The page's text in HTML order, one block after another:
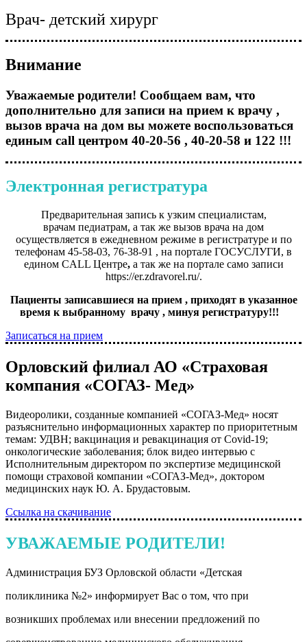
Врач- детский хирург
Внимание
Уважаемые родители! Сообщаем вам, что
дополнительно для записи на прием к врачу ,
вызов врача на дом вы можете воспользоваться
единым call центром 40-20-56 , 40-20-58 и 122 !!!
Электронная регистратура
Предварительная запись к узким специалистам,
врачам педиатрам, а так же вызов врача на дом
осуществляется в ежедневном режиме в регистратуре и по
телефонам 45-58-03, 76-38-91 , на портале ГОСУСЛУГИ, в
едином CALL Центре,а так же на портале само записи
https://er.zdravorel.ru/.
Пациенты записавшиеся на прием , приходят в указанное
время к выбранному врачу , минуя регистратуру!!!
Записаться на прием
Орловский филиал АО «Страховая
компания «СОГАЗ- Мед»
Видеоролики, созданные компанией «СОГАЗ-Мед» носят
разъяснительно информационных характер по приоритетным
темам: УДВН; вакцинация и ревакцинация от Covid-19;
онкологические заболевания; блок видео интервью с
Исполнительным директором по экспертизе медицинской
помощи страховой компании «СОГАЗ-Мед», доктором
медицинских наук Ю. А. Брудастовым.
Ссылка на скачивание
УВАЖАЕМЫЕ РОДИТЕЛИ!
Администрация БУЗ Орловской области «Детская
поликлиника №2» информирует Вас о том, что при
возникших проблемах или внесении предложений по